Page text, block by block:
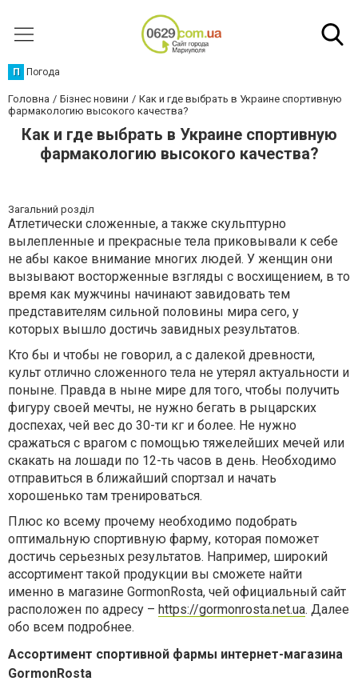
П Погода
Головна Бізнес новини
Как и где выбрать в Украине спортивную
фармакологию высокого качества?
Как и где выбрать в Украине спортивную
фармакологию высокого качества?
Загальний розділ
Атлетически сложенные, а также скульптурно
вылепленные и прекрасные тела приковывали к себе
не абы какое внимание многих людей. У женщин они
вызывают восторженные взгляды с восхищением, в то
время как мужчины начинают завидовать тем
представителям сильной половины мира сего, у
которых вышло достичь завидных результатов.
Кто бы и чтобы не говорил, а с далекой древности,
культ отлично сложенного тела не утерял актуальности и
поныне. Правда в ныне мире для того, чтобы получить
фигуру своей мечты, не нужно бегать в рыцарских
доспехах, чей вес до 30-ти кг и более. Не нужно
сражаться с врагом с помощью тяжелейших мечей или
скакать на лошади по 12-ть часов в день. Необходимо
отправиться в ближайший спортзал и начать
хорошенько там тренироваться.
Плюс ко всему прочему необходимо подобрать
оптимальную спортивную фарму, которая поможет
достичь серьезных результатов. Например, широкий
ассортимент такой продукции вы сможете найти
именно в магазине GormonRosta, чей официальный сайт
расположен по адресу – https://gormonrosta.net.ua. Далее
обо всем подробнее.
Ассортимент спортивной фармы интернет-магазина
GormonRosta